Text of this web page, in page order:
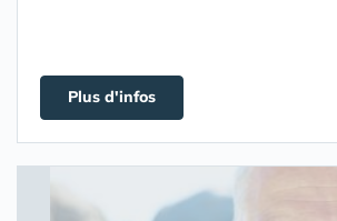
Plus d'infos